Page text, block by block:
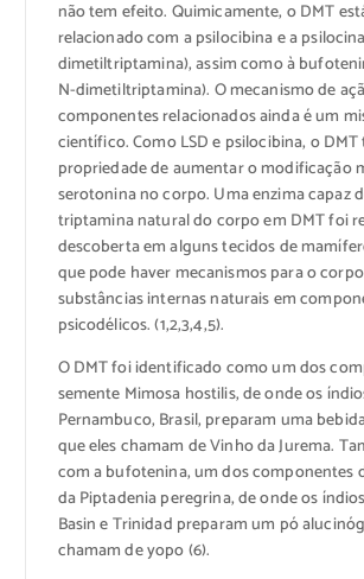
não tem efeito. Quimicamente, o DMT
relacionado com a psilocibina e a
dimetiltriptamina), assim como à
N-dimetiltriptamina). O mecanismo de
componentes relacionados ainda é um
científico. Como LSD e psilocibina, o DMT
propriedade de aumentar o modificação
serotonina no corpo. Uma enzima capaz
triptamina natural do corpo em DMT foi
descoberta em alguns tecidos de
que pode haver mecanismos para o
substâncias internas naturais em
psicodélicos. (1,2,3,4,5).
O DMT foi identificado como um dos
semente Mimosa hostilis, de onde os
Pernambuco, Brasil, preparam uma
que eles chamam de Vinho da Jurema.
com a bufotenina, um dos componentes
da Piptadenia peregrina, de onde os
Basin e Trinidad preparam um pó
chamam de yopo (6).